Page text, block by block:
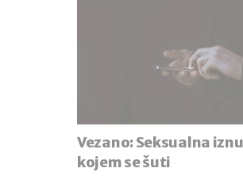
Vezano:Seksualna
kojem se šuti